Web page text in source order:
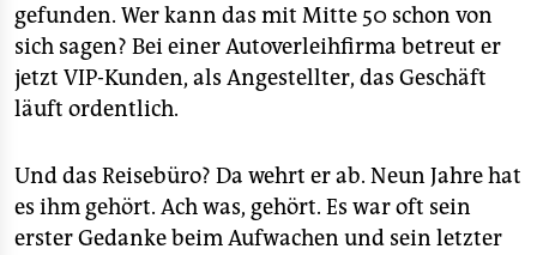
gefunden. Wer kann das mit Mitte 50 schon von
sich sagen? Bei einer Autoverleihfirma betreut er
jetzt VIP-Kunden, als Angestellter, das Geschäft
läuft ordentlich.
Und das Reisebüro? Da wehrt er ab. Neun Jahre hat
es ihm gehört. Ach was, gehört. Es war oft sein
erster Gedanke beim Aufwachen und sein letzter